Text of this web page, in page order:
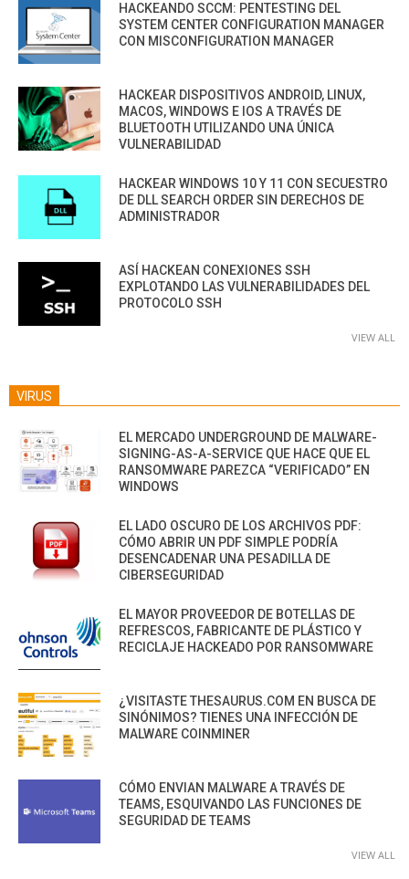
HACKEANDO SCCM: PENTESTING DEL
SYSTEM CENTER CONFIGURATION MANAGER
CON MISCONFIGURATION MANAGER
HACKEAR DISPOSITIVOS ANDROID, LINUX,
MACOS, WINDOWS E IOS A TRAVÉS DE
BLUETOOTH UTILIZANDO UNA ÚNICA
VULNERABILIDAD
HACKEAR WINDOWS 10 Y 11 CON SECUESTRO
DE DLL SEARCH ORDER SIN DERECHOS DE
ADMINISTRADOR
ASÍ HACKEAN CONEXIONES SSH
EXPLOTANDO LAS VULNERABILIDADES DEL
PROTOCOLO SSH
VIEW ALL
VIRUS
EL MERCADO UNDERGROUND DE MALWARE-
SIGNING-AS-A-SERVICE QUE HACE QUE EL
RANSOMWARE PAREZCA “VERIFICADO” EN
WINDOWS
EL LADO OSCURO DE LOS ARCHIVOS PDF:
CÓMO ABRIR UN PDF SIMPLE PODRÍA
DESENCADENAR UNA PESADILLA DE
CIBERSEGURIDAD
EL MAYOR PROVEEDOR DE BOTELLAS DE
REFRESCOS, FABRICANTE DE PLÁSTICO Y
RECICLAJE HACKEADO POR RANSOMWARE
¿VISITASTE THESAURUS.COM EN BUSCA DE
SINÓNIMOS? TIENES UNA INFECCIÓN DE
MALWARE COINMINER
CÓMO ENVIAN MALWARE A TRAVÉS DE
TEAMS, ESQUIVANDO LAS FUNCIONES DE
SEGURIDAD DE TEAMS
VIEW ALL